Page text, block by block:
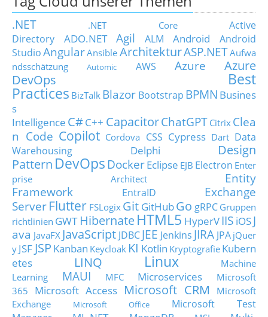
.NET .NET Core
Active
Directory
ADO.NET Agil ALM Android
Android
StudioAngularAnsible ArchitekturASP.NETAufwa
ndsschätzung
Automic AWS Azure
Azure
DevOps
Best
Practices BizTalk Blazor Bootstrap BPMN Busines
s
Intelligence C#C++ CapacitorChatGPT Citrix Clea
n Code Copilot Cordova CSS Cypress Dart Data
Warehousing
Delphi
Design
Pattern DevOps DockerEclipse EJB Electron Enter
prise Architect
Entity
Framework
EntraID
Exchange
Server Flutter FSLogix Git GitHubGo gRPC Gruppen
richtlinien GWT HibernateHTML5 HyperVIIS iOSJ
ava JavaFX JavaScript JDBC JEE Jenkins JIRA JPA jQuer
y JSF JSP Kanban Keycloak KI Kotlin Kryptografie Kubern
etes
LINQ Linux
Machine
Learning
MAUI MFC Microservices
Microsoft
365
Microsoft Access Microsoft CRM
Microsoft
Exchange
Microsoft Office
Microsoft Test